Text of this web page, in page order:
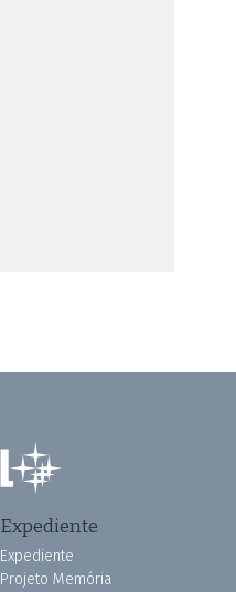
Expediente
Expediente
Projeto Memória